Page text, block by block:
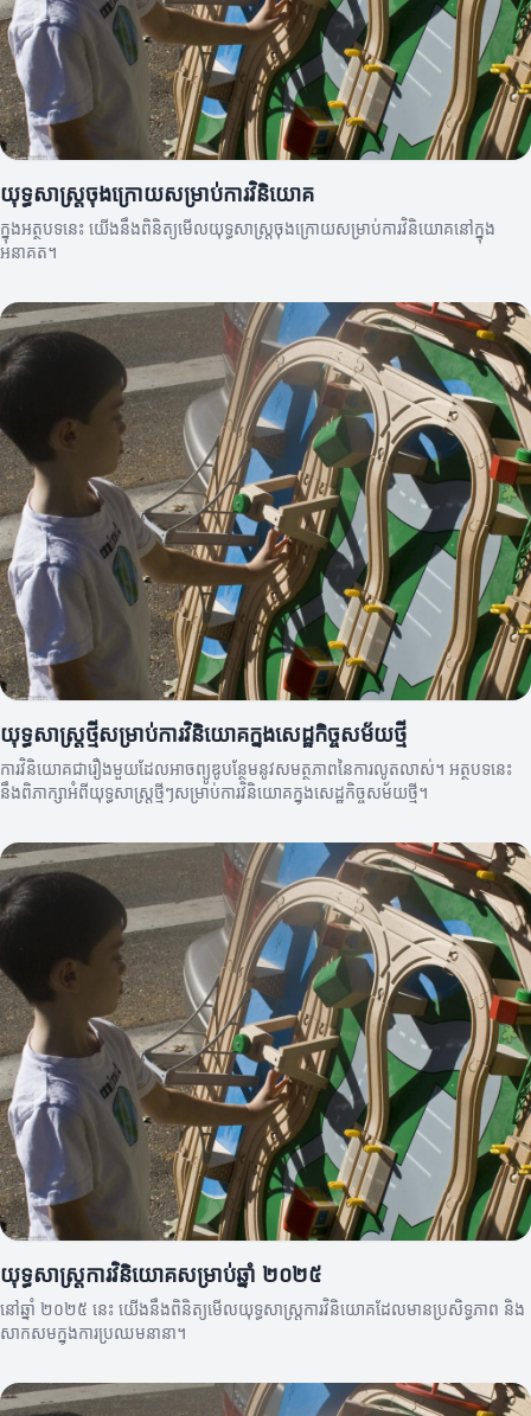
យុទ្ធសាស្ត្រចុងក្រោយសម្រាប់ការវិនិយោគ
ក្នុងអត្ថបទនេះ យើងនឹងពិនិត្យមើលយុទ្ធសាស្ត្រចុងក្រោយសម្រាប់ការវិនិយោគនៅក្នុង
អនាគត។
យុទ្ធសាស្ត្រថ្មីសម្រាប់ការវិនិយោគក្នុងសេដ្ឋកិច្ចសម័យថ្មី
ការវិនិយោគជារឿងមួយដែលអាចព្យូឌូបន្ថែមនូវសមត្ថភាពនៃការលូតលាស់។ អត្ថបទនេះ
នឹងពិភាក្សាអំពីយុទ្ធសាស្ត្រថ្មីៗសម្រាប់ការវិនិយោគក្នុងសេដ្ឋកិច្ចសម័យថ្មី។
យុទ្ធសាស្ត្រការវិនិយោគសម្រាប់ឆ្នាំ ២០២៥
នៅឆ្នាំ ២០២៥ នេះ យើងនឹងពិនិត្យមើលយុទ្ធសាស្ត្រការវិនិយោគដែលមានប្រសិទ្ធភាព និង
សាកសមក្នុងការប្រឈមនានា។